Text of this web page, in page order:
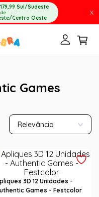
Sul/Sudeste
Centro Oeste
X
Games
Relevância
3D 12 Unidades -
Games - Festcolor